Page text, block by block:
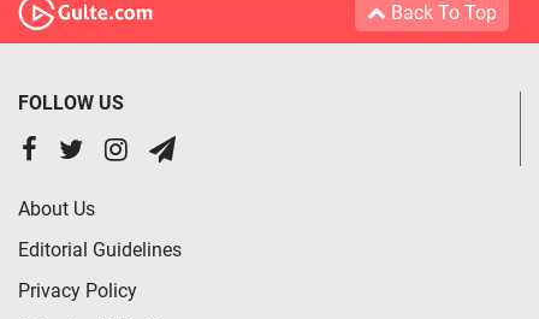
Back To Top
FOLLOW US
About Us
Editorial Guidelines
Privacy Policy